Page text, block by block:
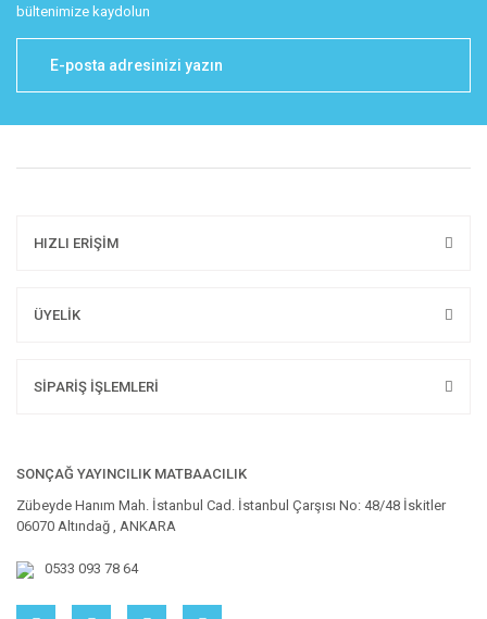
bültenimize kaydolun
HIZLI ERİŞİM
ÜYELİK
SİPARİŞ İŞLEMLERİ
SONÇAĞ YAYINCILIK MATBAACILIK
Zübeyde Hanım Mah. İstanbul Cad. İstanbul Çarşısı No: 48/48 İskitler
06070 Altındağ , ANKARA
0533 093 78 64